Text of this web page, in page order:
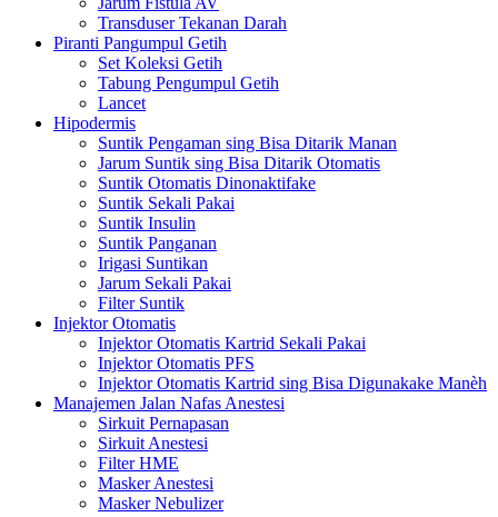
Transduser Tekanan Darah
Piranti Pangumpul Getih
Set Koleksi Getih
Tabung Pengumpul Getih
Lancet
Hipodermis
Suntik Pengaman sing Bisa Ditarik Manan
Jarum Suntik sing Bisa Ditarik Otomatis
Suntik Otomatis Dinonaktifake
Suntik Sekali Pakai
Suntik Insulin
Suntik Panganan
Irigasi Suntikan
Jarum Sekali Pakai
Filter Suntik
Injektor Otomatis
Injektor Otomatis Kartrid Sekali Pakai
Injektor Otomatis PFS
Injektor Otomatis Kartrid sing Bisa Digunakake Manèh
Manajemen Jalan Nafas Anestesi
Sirkuit Pernapasan
Sirkuit Anestesi
Filter HME
Masker Anestesi
Masker Nebulizer